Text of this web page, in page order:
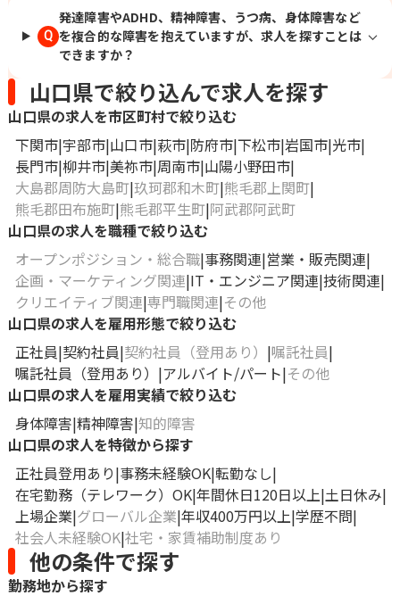
Q
発達障害やADHD、精神障害、うつ病、身体障害など
を複合的な障害を抱えていますが、求人を探すことは
できますか？
山口県で絞り込んで求人を探す
山口県の求人を市区町村で絞り込む
下関市 宇部市 山口市 萩市 防府市 下松市 岩国市 光市
長門市 柳井市 美祢市 周南市 山陽小野田市
大島郡周防大島町 玖珂郡和木町 熊毛郡上関町
熊毛郡田布施町 熊毛郡平生町 阿武郡阿武町
山口県の求人を職種で絞り込む
オープンポジション・総合職 事務関連 営業・販売関連
企画・マーケティング関連 IT・エンジニア関連 技術関連
クリエイティブ関連 専門職関連 その他
山口県の求人を雇用形態で絞り込む
正社員 契約社員 契約社員（登用あり）
嘱託社員
嘱託社員（登用あり）
アルバイト/パート その他
山口県の求人を雇用実績で絞り込む
身体障害 精神障害 知的障害
山口県の求人を特徴から探す
正社員登用あり 事務未経験OK 転勤なし
在宅勤務（テレワーク）OK 年間休日120日以上 土日休み
上場企業 グローバル企業 年収400万円以上 学歴不問
社会人未経験OK 社宅・家賃補助制度あり
他の条件で探す
勤務地から探す